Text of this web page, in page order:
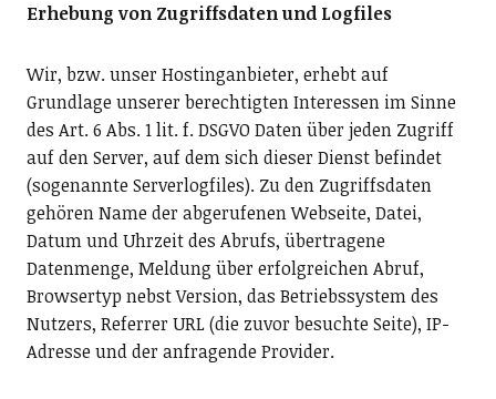
Erhebung von Zugriffsdaten und Logfiles
Wir, bzw. unser Hostinganbieter, erhebt auf
Grundlage unserer berechtigten Interessen im Sinne
des Art. 6 Abs. 1 lit. f. DSGVO Daten über jeden Zugriff
auf den Server, auf dem sich dieser Dienst befindet
(sogenannte Serverlogfiles). Zu den Zugriffsdaten
gehören Name der abgerufenen Webseite, Datei,
Datum und Uhrzeit des Abrufs, übertragene
Datenmenge, Meldung über erfolgreichen Abruf,
Browsertyp nebst Version, das Betriebssystem des
Nutzers, Referrer URL (die zuvor besuchte Seite), IP-
Adresse und der anfragende Provider.